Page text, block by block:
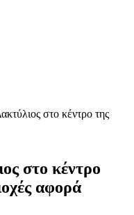
στο κέντρο της
στο κέντρο
αφορά